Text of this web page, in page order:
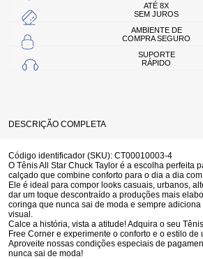
ATÉ 8X
SEM JUROS
AMBIENTE DE
COMPRA SEGURO
SUPORTE
RÁPIDO
DESCRIÇÃO COMPLETA
Código identificador (SKU): CT00010003-4
O Tênis All Star Chuck Taylor é a escolha perfeita
calçado que combine conforto para o dia a dia
Ele é ideal para compor looks casuais, urbanos,
dar um toque descontraído a produções mais
coringa que nunca sai de moda e sempre
visual.
Calce a história, vista a atitude! Adquira o seu
Free Corner e experimente o conforto e o estilo de
Aproveite nossas condições especiais de
nunca sai de moda!